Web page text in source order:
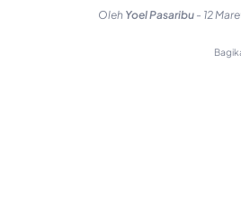
Oleh Yoel Pasaribu - 12